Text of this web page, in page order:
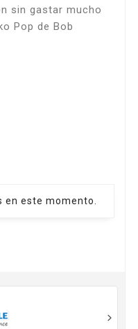
sin gastar mucho
Pop de Bob
en este momento.